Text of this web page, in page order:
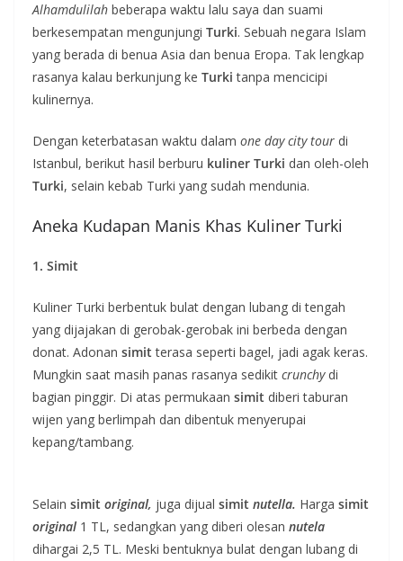
Alhamdulilah beberapa waktu lalu saya dan suami
berkesempatan mengunjungi Turki. Sebuah negara Islam
yang berada di benua Asia dan benua Eropa. Tak lengkap
rasanya kalau berkunjung ke Turki tanpa mencicipi
kulinernya.
Dengan keterbatasan waktu dalam one day city tour di
Istanbul, berikut hasil berburu kuliner Turki dan oleh-oleh
Turki, selain kebab Turki yang sudah mendunia.
Aneka Kudapan Manis Khas Kuliner Turki
1. Simit
Kuliner Turki berbentuk bulat dengan lubang di tengah
yang dijajakan di gerobak-gerobak ini berbeda dengan
donat. Adonan simit terasa seperti bagel, jadi agak keras.
Mungkin saat masih panas rasanya sedikit crunchydi
bagian pinggir. Di atas permukaan simit diberi taburan
wijen yang berlimpah dan dibentuk menyerupai
kepang/tambang.
Selain simit original, juga dijual simit nutella. Harga simit
original 1 TL, sedangkan yang diberi olesan nutela
dihargai 2,5 TL. Meski bentuknya bulat dengan lubang di